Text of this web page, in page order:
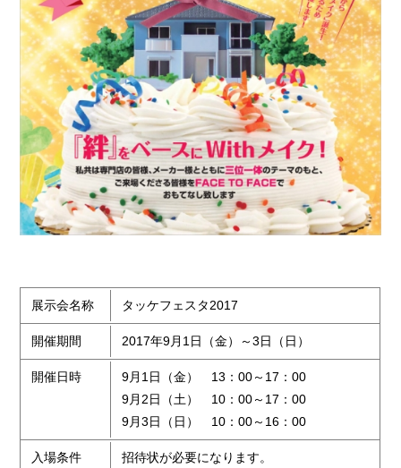
展示会名称 タッケフェスタ2017
開催期間 2017年9月1日（金）～3日（日）
開催日時
9月1日（金） 13：00～17：00
9月2日（土） 10：00～17：00
9月3日（日） 10：00～16：00
入場条件
招待状が必要になります。